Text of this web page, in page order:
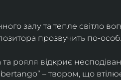
залу та тепле світло
прозвучить по-
рояля відкриє
– твором, що